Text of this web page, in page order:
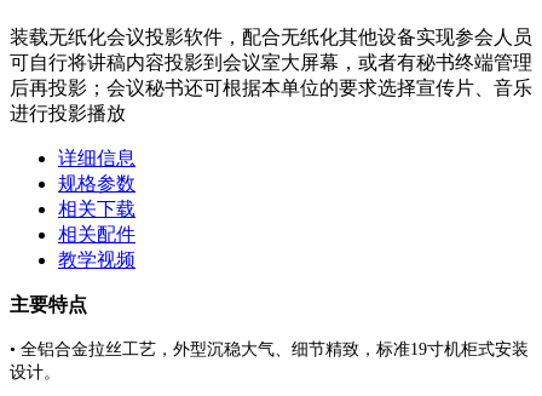
装载无纸化会议投影软件，配合无纸化其他设备实现参会人员
可自行将讲稿内容投影到会议室大屏幕，或者有秘书终端管理
后再投影；会议秘书还可根据本单位的要求选择宣传片、音乐
进行投影播放
详细信息
规格参数
相关下载
相关配件
教学视频
主要特点
• 全铝合金拉丝工艺，外型沉稳大气、细节精致，标准19寸机柜式安装
设计。